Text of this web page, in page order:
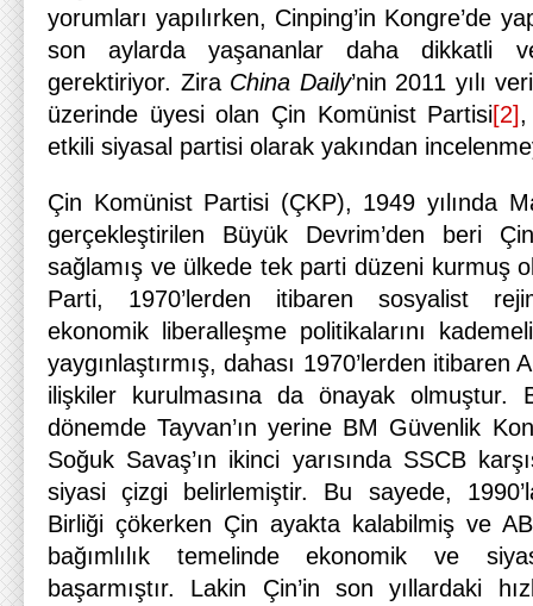
yorumları yapılırken, Cinping’in Kongre’de
son aylarda yaşananlar daha dikkatli
gerektiriyor. Zira China Daily’nin 2011 yılı
üzerinde üyesi olan Çin Komünist Partisi[2],
etkili siyasal partisi olarak yakından
Çin Komünist Partisi (ÇKP), 1949 yılında
gerçekleştirilen Büyük Devrim’den beri
sağlamış ve ülkede tek parti düzeni kurmuş
Parti, 1970’lerden itibaren sosyalist
ekonomik liberalleşme politikalarını
yaygınlaştırmış, dahası 1970’lerden itibaren
ilişkiler kurulmasına da önayak olmuştur.
dönemde Tayvan’ın yerine BM Güvenlik
Soğuk Savaş’ın ikinci yarısında SSCB
siyasi çizgi belirlemiştir. Bu sayede,
Birliği çökerken Çin ayakta kalabilmiş ve
bağımlılık temelinde ekonomik ve
başarmıştır. Lakin Çin’in son yıllardaki